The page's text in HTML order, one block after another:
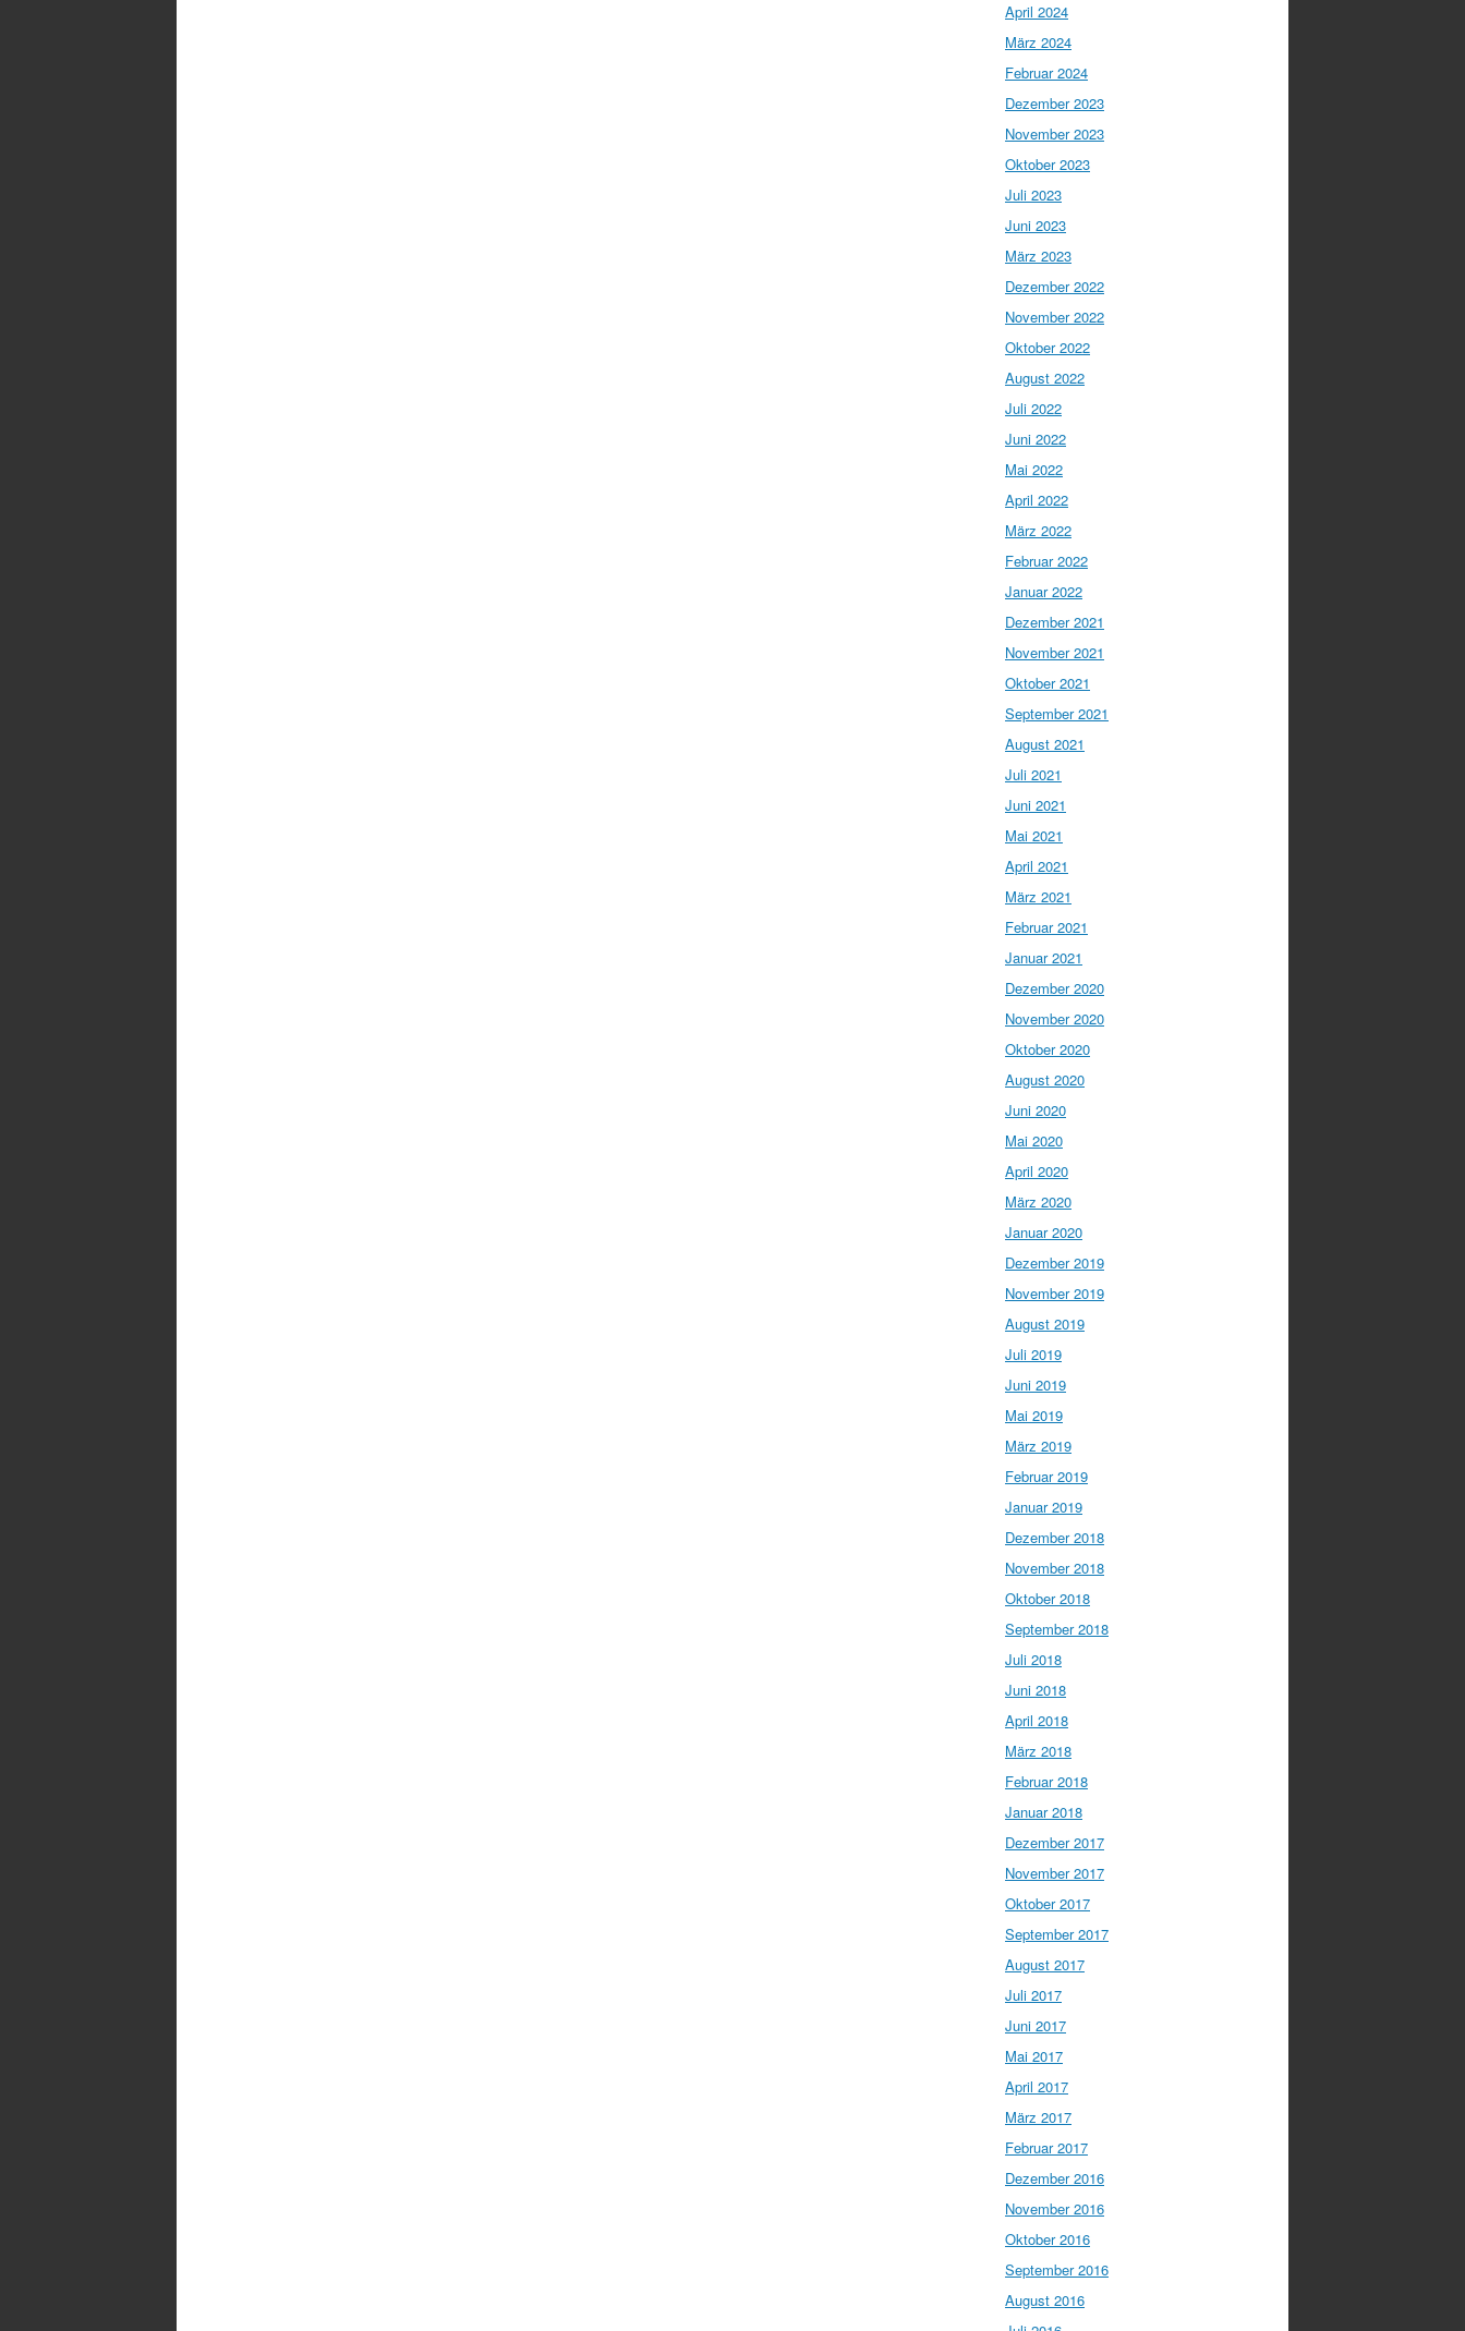
April 2024
März 2024
Februar 2024
Dezember 2023
November 2023
Oktober 2023
Juli 2023
Juni 2023
März 2023
Dezember 2022
November 2022
Oktober 2022
August 2022
Juli 2022
Juni 2022
Mai 2022
April 2022
März 2022
Februar 2022
Januar 2022
Dezember 2021
November 2021
Oktober 2021
September 2021
August 2021
Juli 2021
Juni 2021
Mai 2021
April 2021
März 2021
Februar 2021
Januar 2021
Dezember 2020
November 2020
Oktober 2020
August 2020
Juni 2020
Mai 2020
April 2020
März 2020
Januar 2020
Dezember 2019
November 2019
August 2019
Juli 2019
Juni 2019
Mai 2019
März 2019
Februar 2019
Januar 2019
Dezember 2018
November 2018
Oktober 2018
September 2018
Juli 2018
Juni 2018
April 2018
März 2018
Februar 2018
Januar 2018
Dezember 2017
November 2017
Oktober 2017
September 2017
August 2017
Juli 2017
Juni 2017
Mai 2017
April 2017
März 2017
Februar 2017
Dezember 2016
November 2016
Oktober 2016
September 2016
August 2016